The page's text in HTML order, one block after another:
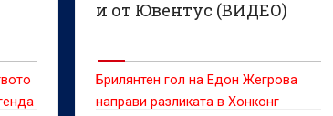
и от Ювентус (ВИДЕО)
Брилянтен гол на Едон Жегрова
направи разликата в Хонконг